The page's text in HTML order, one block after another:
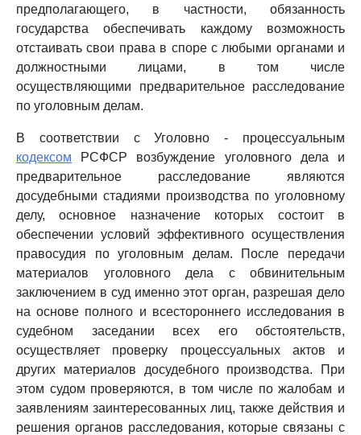
предполагающего, в частности, обязанность
государства обеспечивать каждому возможность
отстаивать свои права в споре с любыми органами и
должностными лицами, в том числе
осуществляющими предварительное расследование
по уголовным делам.
В соответствии с Уголовно - процессуальным
кодексом РСФСР возбуждение уголовного дела и
предварительное расследование являются
досудебными стадиями производства по уголовному
делу, основное назначение которых состоит в
обеспечении условий эффективного осуществления
правосудия по уголовным делам. После передачи
материалов уголовного дела с обвинительным
заключением в суд именно этот орган, разрешая дело
на основе полного и всестороннего исследования в
судебном заседании всех его обстоятельств,
осуществляет проверку процессуальных актов и
других материалов досудебного производства. При
этом судом проверяются, в том числе по жалобам и
заявлениям заинтересованных лиц, также действия и
решения органов расследования, которые связаны с